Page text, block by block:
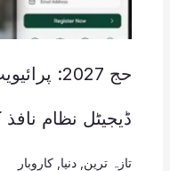
حج 2027:
ڈیجیٹل نظام نافذ
تازہ ترین دنیا کاروبار